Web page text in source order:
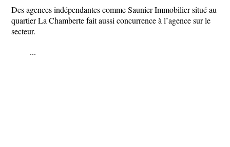
Des agences indépendantes comme Saunier Immobilier situé au
quartier La Chamberte fait aussi concurrence à l’agence sur le
secteur.
...